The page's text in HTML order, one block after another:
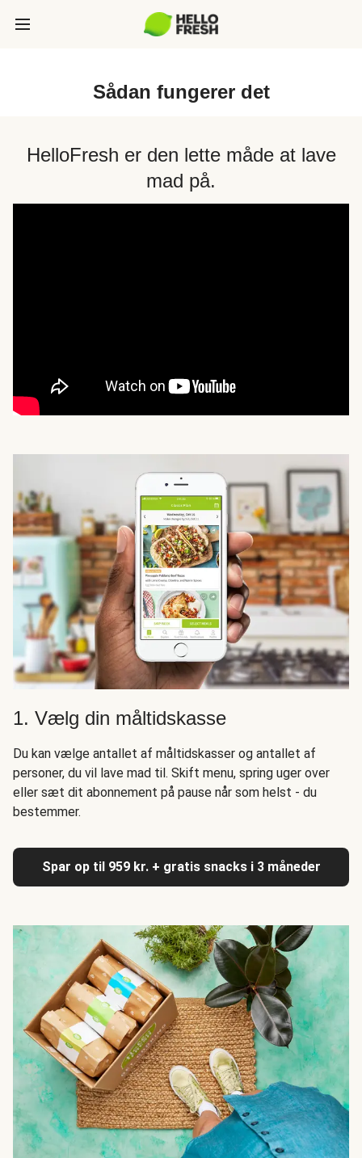
Sådan fungerer det
HelloFresh er den lette måde at lave
mad på.
1. Vælg din måltidskasse
Du kan vælge antallet af måltidskasser og antallet af
personer, du vil lave mad til. Skift menu, spring uger over
eller sæt dit abonnement på pause når som helst - du
bestemmer.
Spar op til 959 kr. + gratis snacks i 3 måneder